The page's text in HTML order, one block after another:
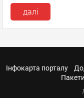
далі
Інфокарта порталу